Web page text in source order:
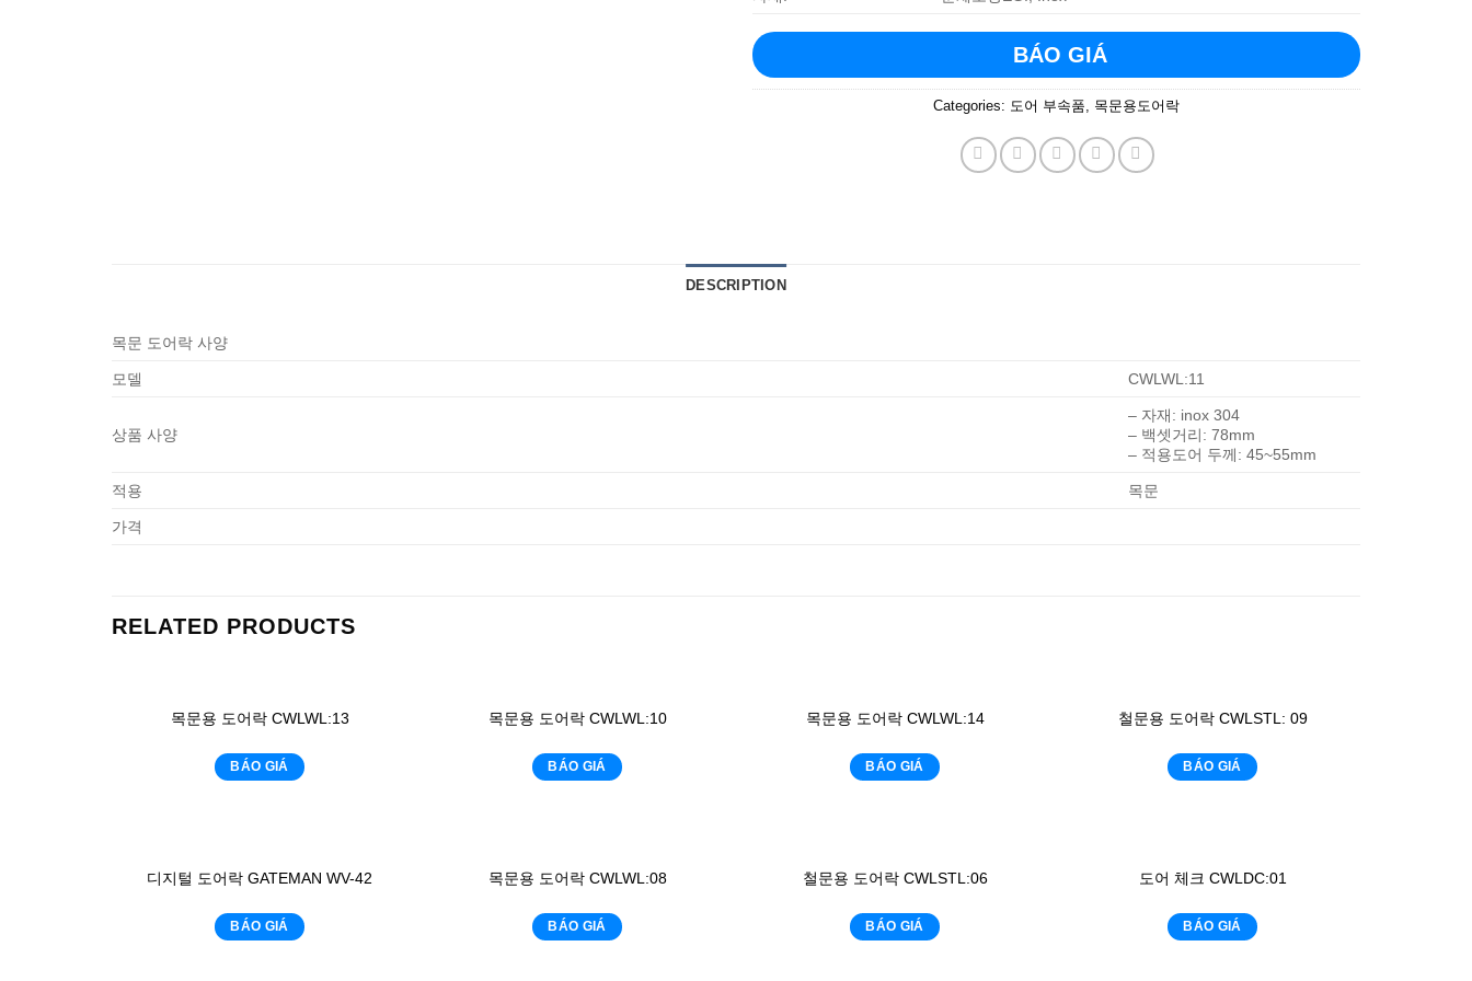
BÁO GIÁ
Categories: 도어 부속품 목문용도어락
DESCRIPTION
목문 도어락 사양
모델 CWLWL:11
상품 사양
– 자재: inox 304
– 백셋거리: 78mm
– 적용도어 두께: 45~55mm
적용 목문
가격
RELATED PRODUCTS
목문용 도어락 CWLWL:13
BÁO GIÁ
목문용 도어락 CWLWL:10
BÁO GIÁ
목문용 도어락 CWLWL:14
BÁO GIÁ
철문용 도어락 CWLSTL: 09
BÁO GIÁ
디지털 도어락 GATEMAN WV-42
BÁO GIÁ
목문용 도어락 CWLWL:08
BÁO GIÁ
철문용 도어락 CWLSTL:06
BÁO GIÁ
도어 체크 CWLDC:01
BÁO GIÁ